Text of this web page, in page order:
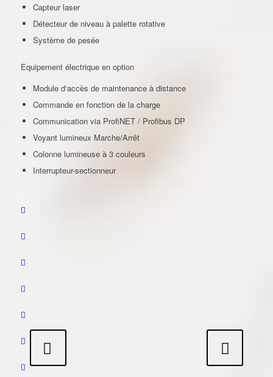
Capteur laser
Détecteur de niveau à palette rotative
Système de pesée
Equipement électrique en option
Module d‘accès de maintenance à distance
Commande en fonction de la charge
Communication via ProfiNET / Profibus DP
Voyant lumineux Marche/Arrêt
Colonne lumineuse à 3 couleurs
Interrupteur-sectionneur